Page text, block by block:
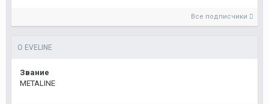
Все подписчики
О EVELINE
Звание
METALINE